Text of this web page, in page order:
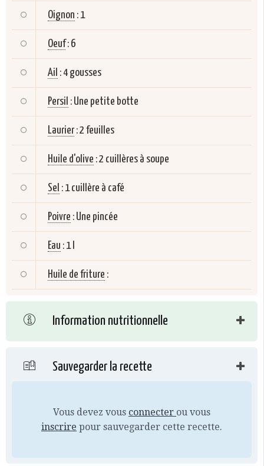
Oignon : 1
Oeuf : 6
Ail : 4 gousses
Persil : Une petite botte
Laurier :2 feuilles
Huile d'olive :2 cuillères à soupe
Sel : 1 cuillère à café
Poivre : Une pincée
Eau : 1 l
Huile de friture :
Information nutritionnelle
Sauvegarder la recette
Vous devez vous connecter ou vous
inscrire pour sauvegarder cette recette.